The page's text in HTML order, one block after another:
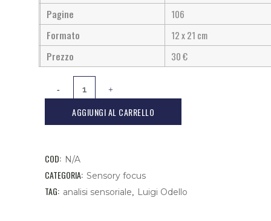
Pagine
106
Formato
12 x 21 cm
Prezzo
30 €
AGGIUNGI AL CARRELLO
COD: N/A
CATEGORIA: Sensory focus
TAG: analisi sensoriale Luigi Odello